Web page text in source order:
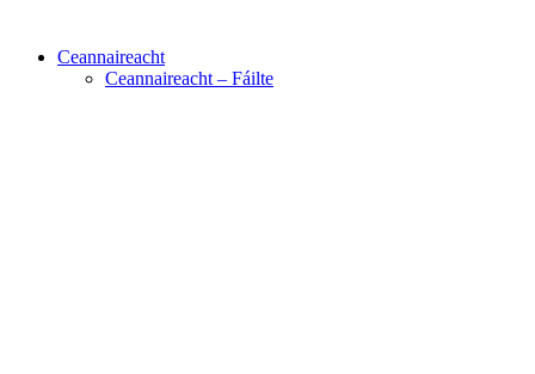
Ceannaireacht
Ceannaireacht – Fáilte